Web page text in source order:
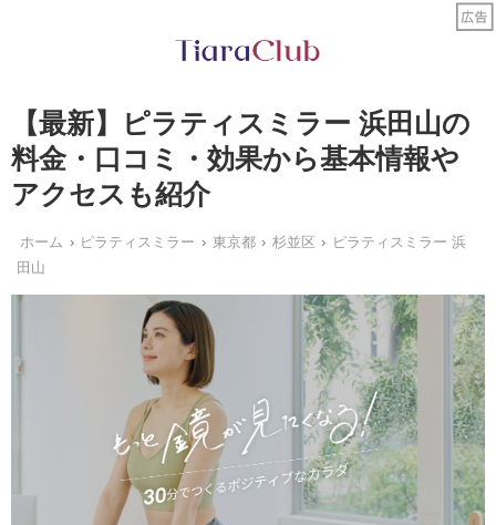
【最新】ピラティスミラー 浜田山の
料金・口コミ・効果から基本情報や
アクセスも紹介
ホーム ピラティスミラー 東京都 杉並区
ピラティスミラー 浜
田山